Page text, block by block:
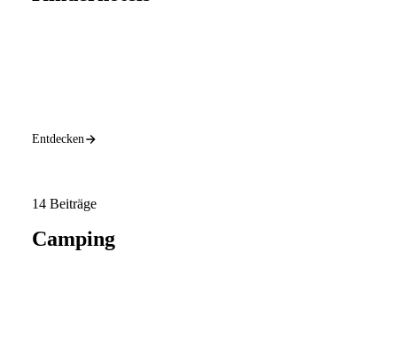
Entdecken
14 Beiträge
Camping